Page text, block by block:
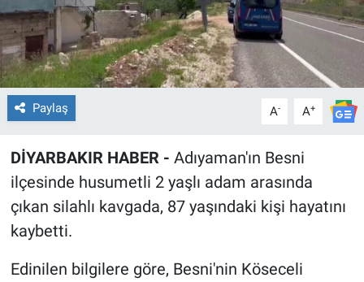
Paylaş A- A+
DİYARBAKIR HABER - Adıyaman'ın Besni
ilçesinde husumetli 2 yaşlı adam arasında
çıkan silahlı kavgada, 87 yaşındaki kişi hayatını
kaybetti.
Edinilen bilgilere göre, Besni'nin Köseceli
ÖZEL HABER
POLİTİKA
SAĞLIK
SPOR
TEKNOLOJİ